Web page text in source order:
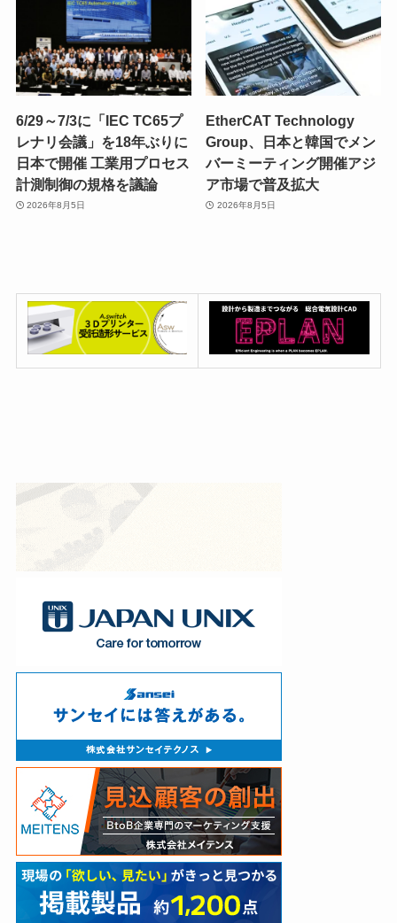
6/29～7/3に「IEC TC65プ
レナリ会議」を18年ぶりに
日本で開催 工業用プロセス
計測制御の規格を議論
2026年8月5日
EtherCAT Technology
Group、日本と韓国でメン
バーミーティング開催アジ
ア市場で普及拡大
2026年8月5日